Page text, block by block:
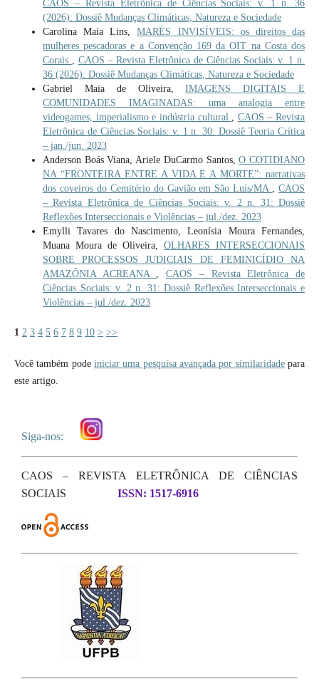
CAOS – Revista Eletrônica de Ciências Sociais: v. 1 n. 36
(2026): Dossiê Mudanças Climáticas, Natureza e Sociedade
Carolina Maia Lins,MARÉS INVISÍVEIS: os direitos das
mulheres pescadoras e a Convenção 169 da OIT na Costa dos
Corais
CAOS – Revista Eletrônica de Ciências Sociais: v. 1 n.
36 (2026): Dossiê Mudanças Climáticas, Natureza e Sociedade
Gabriel Maia de Oliveira,IMAGENS DIGITAIS E
COMUNIDADES IMAGINADAS: uma analogia entre
videogames, imperialismo e indústria cultural
CAOS – Revista
Eletrônica de Ciências Sociais: v. 1 n. 30: Dossiê Teoria Crítica
– jan./jun. 2023
Anderson Boás Viana, Ariele DuCarmo Santos,O COTIDIANO
NA “FRONTEIRA ENTRE A VIDA E A MORTE”: narrativas
dos coveiros do Cemitério do Gavião em São Luís/MA
,CAOS
– Revista Eletrônica de Ciências Sociais: v. 2 n. 31: Dossiê
Reflexões Interseccionais e Violências – jul./dez. 2023
Emylli Tavares do Nascimento, Leonísia Moura Fernandes,
Muana Moura de Oliveira,OLHARES INTERSECCIONAIS
SOBRE PROCESSOS JUDICIAIS DE FEMINICÍDIO NA
AMAZÔNIA ACREANA
,CAOS – Revista Eletrônica de
Ciências Sociais: v. 2 n. 31: Dossiê Reflexões Interseccionais e
Violências – jul./dez. 2023
1 2 3 4 5 6 7 8 9 10 > >>
Você também pode iniciar uma pesquisa avançada por similaridadepara
este artigo.
Siga-nos:
CAOS – REVISTA ELETRÔNICA DE CIÊNCIAS
SOCIAIS
ISSN: 1517-6916